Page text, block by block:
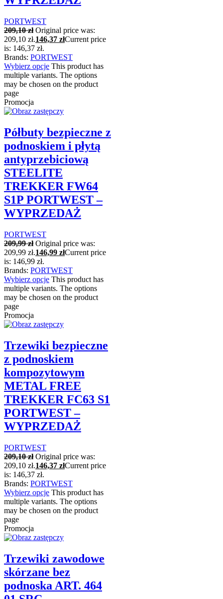
PORTWEST
209,10zł Original price was:
209,10 zł.146,37 złCurrent price
is: 146,37 zł.
Brands: PORTWEST
Wybierz opcje This product has
multiple variants. The options
may be chosen on the product
page
Promocja
Półbuty bezpieczne z
podnoskiem i płytą
antyprzebiciową
STEELITE
TREKKER FW64
S1P PORTWEST –
WYPRZEDAŻ
PORTWEST
209,99zł Original price was:
209,99 zł.146,99 złCurrent price
is: 146,99 zł.
Brands: PORTWEST
Wybierz opcje This product has
multiple variants. The options
may be chosen on the product
page
Promocja
Trzewiki bezpieczne
z podnoskiem
kompozytowym
METAL FREE
TREKKER FC63 S1
PORTWEST –
WYPRZEDAŻ
PORTWEST
209,10zł Original price was:
209,10 zł.146,37 złCurrent price
is: 146,37 zł.
Brands: PORTWEST
Wybierz opcje This product has
multiple variants. The options
may be chosen on the product
page
Promocja
Trzewiki zawodowe
skórzane bez
podnoska ART. 464